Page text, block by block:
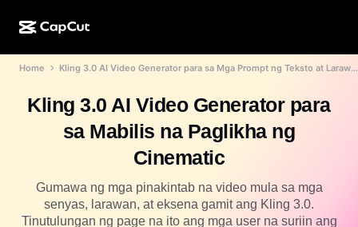
CapCut Online
CapCut Mobile
Dreamina AI
AI na paggawa
AI na Disenyo
AI video generator
Generator ng AI na larawan
Mga Feature
Mga AI tool
Image editor at generator
Voice generator at editor
Mga pang-holiday na template
Tungkol sa Amin
Komunidad
Mga Affiliate
Home Kling 3.0 AI Video Generator para sa Mga Prompt ng Teksto at Larawan
Kling 3.0 AI Video Generator para
sa Mabilis na Paglikha ng
Cinematic
Gumawa ng mga pinakintab na video mula sa mga
senyas, larawan, at eksena gamit ang Kling 3.0.
Tinutulungan ng page na ito ang mga user na suriin ang